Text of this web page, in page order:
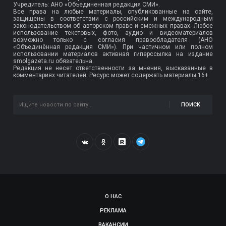
Учредитель: АНО «Объединенная редакция СМИ».
Все права на любые материалы, опубликованные на сайте,
защищены в соответствии с российским и международным
законодательством об авторском праве и смежных правах. Любое
использование текстовых, фото, аудио и видеоматериалов
возможно только с согласия правообладателя (АНО
«Объединённая редакция СМИ»). При частичном или полном
использовании материалов активная гиперссылка на издание
smolgazeta.ru обязательна.
Редакция не несет ответственности за мнения, высказанные в
комментариях читателей. Ресурс может содержать материалы 16+.
ПОИСК
О НАС
РЕКЛАМА
ВАКАНСИИ